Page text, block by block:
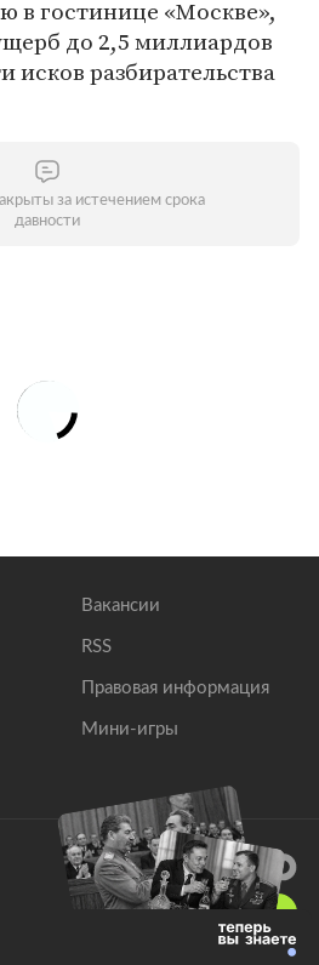
в гостинице «Москве»,
до 2,5 миллиардов
исков разбирательства
за истечением срока
давности
Вакансии
RSS
Правовая информация
Мини-игры
Все права защищены.